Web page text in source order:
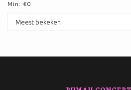
Min: €0